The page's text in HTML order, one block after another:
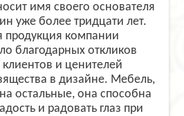
имя своего основателя
уже более тридцати лет.
продукция компании
благодарных откликов
и ценителей
в дизайне. Мебель,
остальные, она способна
и радовать глаз при